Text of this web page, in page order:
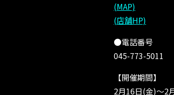
部
市
場
店
～
2/
ま
(MAP)
(店舗HP)
●電話番号
045-773-5011
【開催期間】
2月16日(金)～2